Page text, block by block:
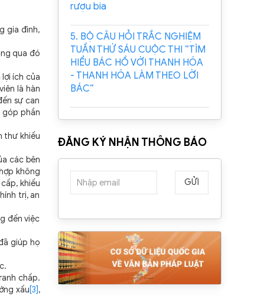
gia đình,
qua đó
ích của
là hàn
sự can
góp phần
thư khiếu
các bên
không
khiếu
trị, an
đến việc
giúp họ
chấp.
xấu[3],
rượu bia
5. BỘ CÂU HỎI TRẮC NGHIỆM
TUẦN THỨ SÁU CUỘC THI “TÌM
HIỂU BÁC HỒ VỚI THANH HÓA
- THANH HÓA LÀM THEO LỜI
BÁC”
ĐĂNG KÝ NHẬN THÔNG BÁO
GỬI